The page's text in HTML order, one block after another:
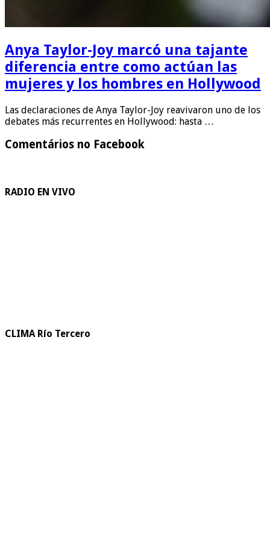
Anya Taylor-Joy marcó una tajante
diferencia entre como actúan las
mujeres y los hombres en Hollywood
Las declaraciones de Anya Taylor-Joy reavivaron uno de los
debates más recurrentes en Hollywood: hasta …
Comentários no Facebook
RADIO EN VIVO
CLIMA Río Tercero